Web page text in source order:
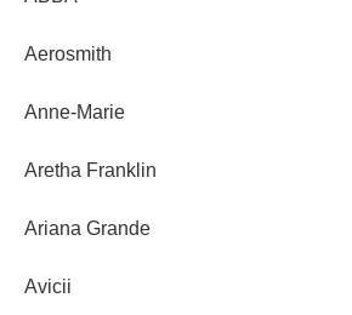
Aerosmith
Anne-Marie
Aretha Franklin
Ariana Grande
Avicii